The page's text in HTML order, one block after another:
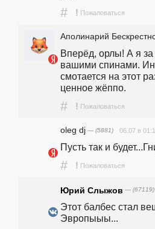
# ! Пожаловаться
Аполинарий
Вперёд, орлы! А я
вашими спинами.
смотается на этот
ценное жёппо.
# ! Пожаловаться
oleg dj — (5881) 06.07 в
Пусть так и
# ! Пожаловаться
Юрий Слыжов — (67119)
Этот балбес стал
Эвропыыы...